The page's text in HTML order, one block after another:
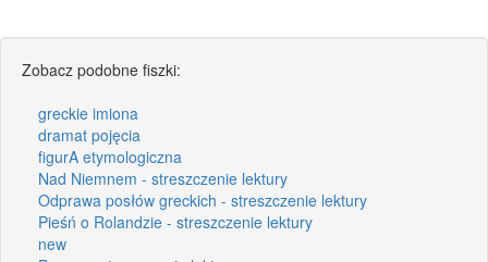
Zobacz podobne fiszki:
greckie imiona
dramat pojęcia
figurA etymologiczna
Nad Niemnem - streszczenie lektury
Odprawa posłów greckich - streszczenie lektury
Pieśń o Rolandzie - streszczenie lektury
new